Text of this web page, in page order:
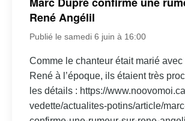
René Angélil
Publié le samedi 6 juin à 16:00
Comme le chanteur était marié
René à l’époque, ils étaient très
les détails : https://
vedette/actualites-potins/article/